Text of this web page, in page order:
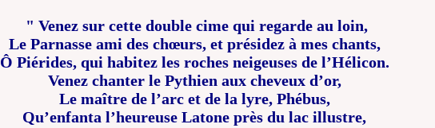
" Venez sur cette double cime qui regarde au loin,
Le Parnasse ami des chœurs, et présidez à mes chants,
Ô Piérides, qui habitez les roches neigeuses de l’Hélicon.
Venez chanter le Pythien aux cheveux d’or,
Le maître de l’arc et de la lyre, Phébus,
Qu’enfanta l’heureuse Latone près du lac illustre,